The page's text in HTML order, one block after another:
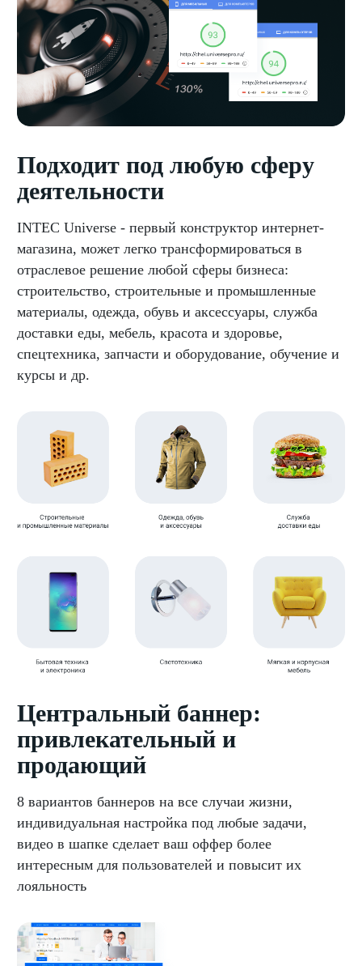
Подходит под любую сферу
деятельности
INTEC Universe - первый конструктор интернет-
магазина, может легко трансформироваться в
отраслевое решение любой сферы бизнеса:
строительство, строительные и промышленные
материалы, одежда, обувь и аксессуары, служба
доставки еды, мебель, красота и здоровье,
спецтехника, запчасти и оборудование, обучение и
курсы и др.
Центральный баннер:
привлекательный и
продающий
8 вариантов баннеров на все случаи жизни,
индивидуальная настройка под любые задачи,
видео в шапке сделает ваш оффер более
интересным для пользователей и повысит их
лояльность